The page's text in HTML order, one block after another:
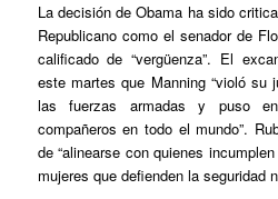
La decisión de Obama ha sido
Republicano como el senador de
calificado de “vergüenza”. El
este martes que Manning “violó su
las fuerzas armadas y puso
compañeros en todo el mundo”.
de “alinearse con quienes
mujeres que defienden la seguridad